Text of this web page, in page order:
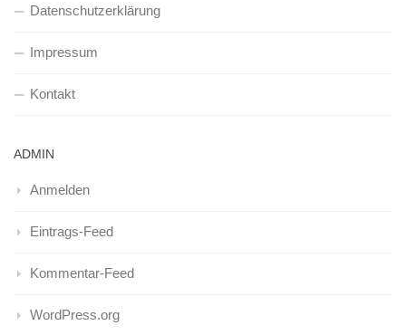
Datenschutzerklärung
Impressum
Kontakt
ADMIN
Anmelden
Eintrags-Feed
Kommentar-Feed
WordPress.org